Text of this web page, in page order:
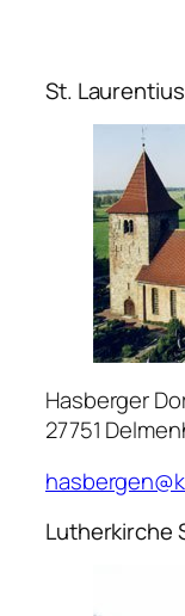
St. Laurentius
Hasberger
27751
Lutherkirche